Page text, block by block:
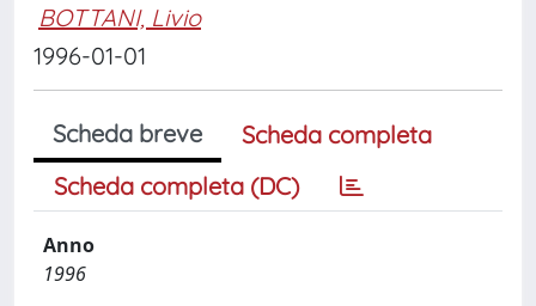
BOTTANI, Livio
1996-01-01
Scheda breve
Scheda completa
Scheda completa (DC)
Anno
1996